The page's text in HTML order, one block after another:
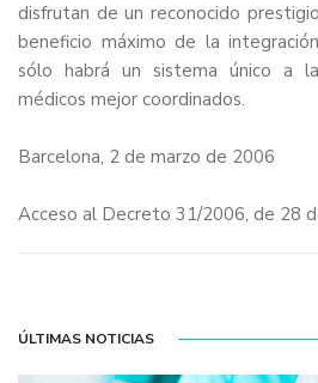
disfrutan de un reconocido
beneficio máximo de la
sólo habrá un sistema único a
médicos mejor coordinados.
Barcelona, 2 de marzo de 2006
Acceso al Decreto 31/2006, de 28
ÚLTIMAS NOTICIAS